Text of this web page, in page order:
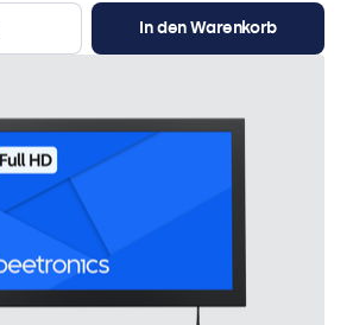
In den Warenkorb